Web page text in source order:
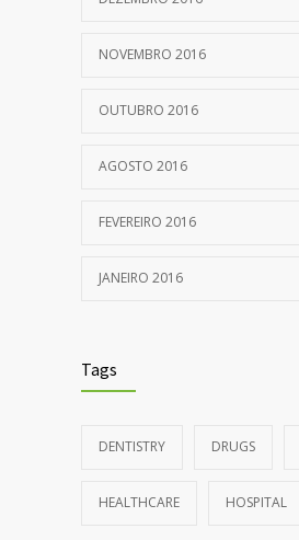
NOVEMBRO 2016
OUTUBRO 2016
AGOSTO 2016
FEVEREIRO 2016
JANEIRO 2016
Tags
DENTISTRY DRUGS
HEALTHCARE HOSPITAL